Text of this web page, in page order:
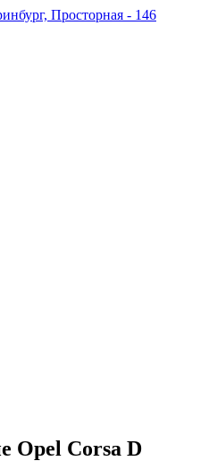
Просторная - 146
Opel Corsa D